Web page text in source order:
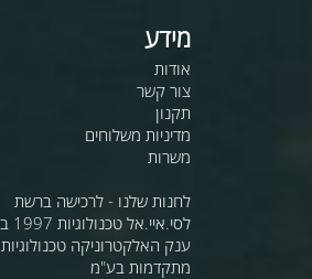
מידע
אודות
צור קשר
תקנון
מדיניות משלוחים
משרות
לחנות שלנו - לרכישה ברשת
לסי.איי.אל טכנולוגיות 1997 בע"מ
ענק האלקטרוניקה טכנולוגיות
מתקדמות בע"מ